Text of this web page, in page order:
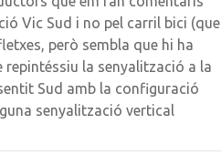
Vic Sud i no pel carril bici (que
però sembla que hi ha
la senyalització a la
Sud amb la configuració
senyalització vertical